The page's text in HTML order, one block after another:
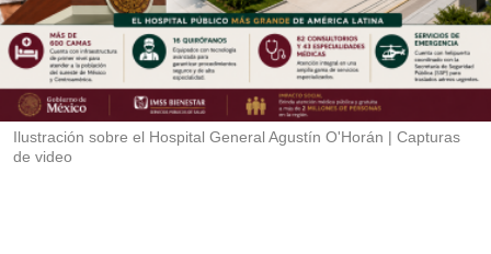
p
a
r
t
i
r
Ilustración sobre el Hospital General Agustín O'Horán
Capturas
de video